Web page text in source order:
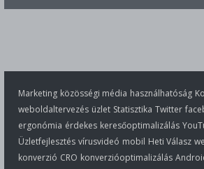
Marketing közösségi média használhatóság
weboldaltervezés üzlet Statisztika Twitter
ergonómia érdekes keresőoptimalizálás
Üzletfejlesztés vírusvideó mobil Heti Válasz
konverzió CRO konverzióoptimalizálás